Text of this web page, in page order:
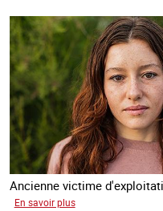
Ancienne victime
En savoir plussur